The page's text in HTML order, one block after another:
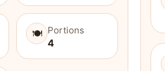
🍽️ Portions
4